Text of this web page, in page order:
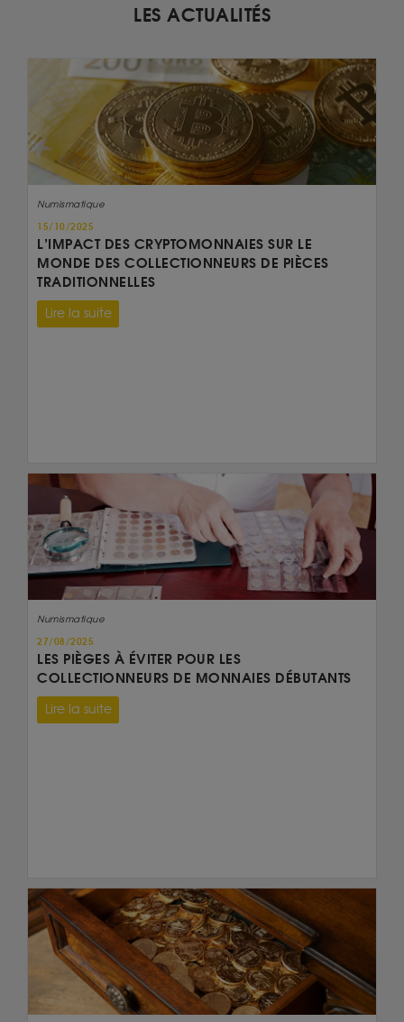
LES ACTUALITÉS
Numismatique
15/10/2025
L’IMPACT DES CRYPTOMONNAIES SUR LE
MONDE DES COLLECTIONNEURS DE PIÈCES
TRADITIONNELLES
Lire la suite
Numismatique
27/08/2025
LES PIÈGES À ÉVITER POUR LES
COLLECTIONNEURS DE MONNAIES DÉBUTANTS
Lire la suite